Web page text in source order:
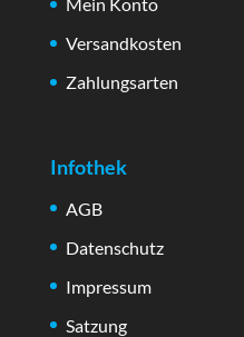
Mein Konto
Versandkosten
Zahlungsarten
Infothek
AGB
Datenschutz
Impressum
Satzung